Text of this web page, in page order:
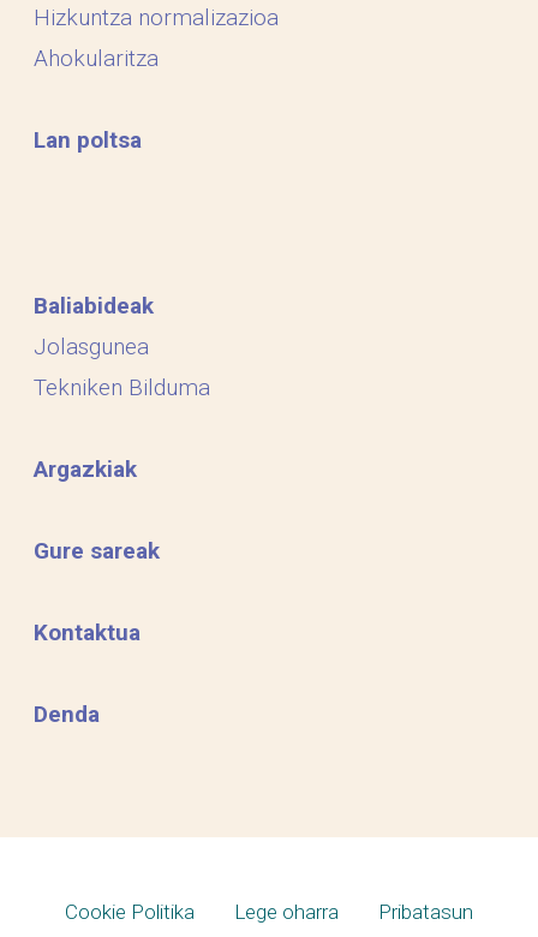
Hizkuntza normalizazioa
Ahokularitza
Lan poltsa
Baliabideak
Jolasgunea
Tekniken Bilduma
Argazkiak
Gure sareak
Kontaktua
Denda
Cookie Politika Lege oharra Pribatasun